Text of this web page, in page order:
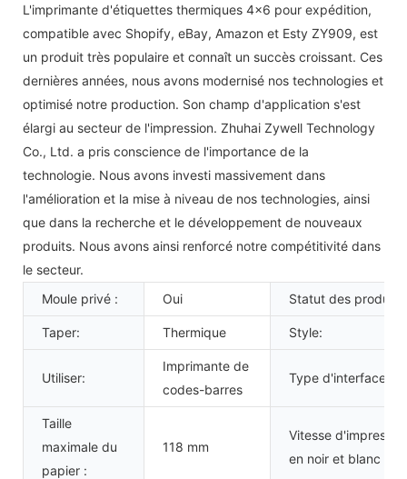
L'imprimante d'étiquettes thermiques 4x6 pour expédition,
compatible avec Shopify, eBay, Amazon et Esty ZY909, est
un produit très populaire et connaît un succès croissant. Ces
dernières années, nous avons modernisé nos technologies et
optimisé notre production. Son champ d'application s'est
élargi au secteur de l'impression. Zhuhai Zywell Technology
Co., Ltd. a pris conscience de l'importance de la
technologie. Nous avons investi massivement dans
l'amélioration et la mise à niveau de nos technologies, ainsi
que dans la recherche et le développement de nouveaux
produits. Nous avons ainsi renforcé notre compétitivité dans
le secteur.
Moule privé :
Oui Statut des produits
Taper: Thermique Style:
Utiliser:
Imprimante de
codes-barres
Type d'interface :
Taille
maximale du
papier :
118 mm
Vitesse
en noir et blanc :